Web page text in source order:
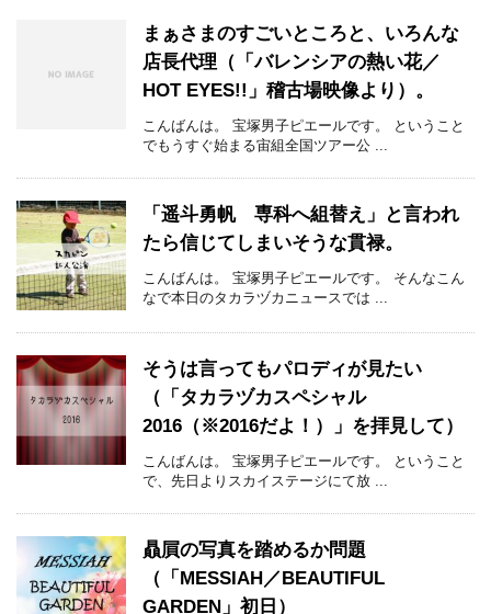
まぁさまのすごいところと、いろんな
店長代理（「バレンシアの熱い花／
HOT EYES!!」稽古場映像より）。
こんばんは。 宝塚男子ピエールです。 ということ
でもうすぐ始まる宙組全国ツアー公 ...
「遥斗勇帆 専科へ組替え」と言われ
たら信じてしまいそうな貫禄。
こんばんは。 宝塚男子ピエールです。 そんなこん
なで本日のタカラヅカニュースでは ...
そうは言ってもパロディが見たい
（「タカラヅカスペシャル
2016（※2016だよ！）」を拝見して）
こんばんは。 宝塚男子ピエールです。 ということ
で、先日よりスカイステージにて放 ...
贔屓の写真を踏めるか問題
（「MESSIAH／BEAUTIFUL
GARDEN」初日）